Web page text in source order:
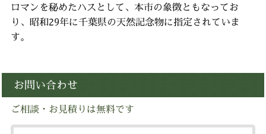
ロマンを秘めたハスとして、本市の象徴ともなってお
り、昭和29年に千葉県の天然記念物に指定されていま
す。
お問い合わせ
ご相談・お見積りは無料です